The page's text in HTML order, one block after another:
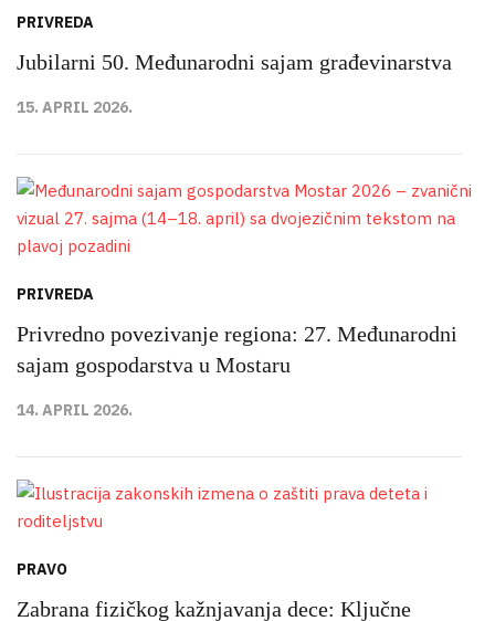
PRIVREDA
Jubilarni 50. Međunarodni sajam građevinarstva
15. APRIL 2026.
PRIVREDA
Privredno povezivanje regiona: 27. Međunarodni
sajam gospodarstva u Mostaru
14. APRIL 2026.
PRAVO
Zabrana fizičkog kažnjavanja dece: Ključne